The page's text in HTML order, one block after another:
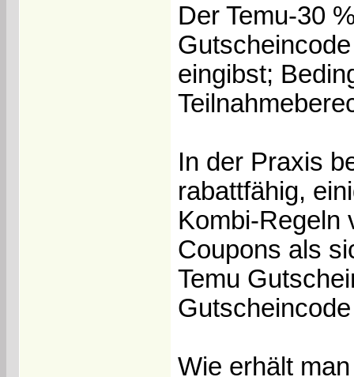
Der Temu-30
eingibst;
In der Praxis
rabattfähig,
Kombi-Regeln
Coupons als
Temu
Wie erhält